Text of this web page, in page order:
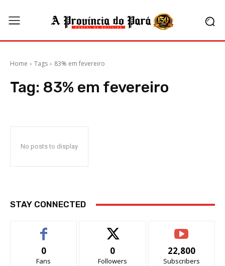
Home Tags 83% em fevereiro
Tag: 83% em fevereiro
No posts to display
STAY CONNECTED
0
Fans
0
Followers
22,800
Subscribers